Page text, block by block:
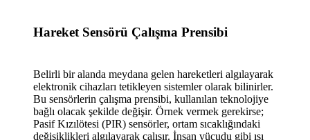
Hareket Sensörü Çalışma Prensibi
Belirli bir alanda meydana gelen hareketleri algılayarak
elektronik cihazları tetikleyen sistemler olarak bilinirler.
Bu sensörlerin çalışma prensibi, kullanılan teknolojiye
bağlı olacak şekilde değişir. Örnek vermek gerekirse;
Pasif Kızılötesi (PIR) sensörler, ortam sıcaklığındaki
değişiklikleri algılayarak çalışır. İnsan vücudu gibi ısı